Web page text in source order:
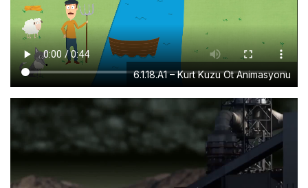
6.1.18.A1 – Kurt Kuzu Ot Animasyonu